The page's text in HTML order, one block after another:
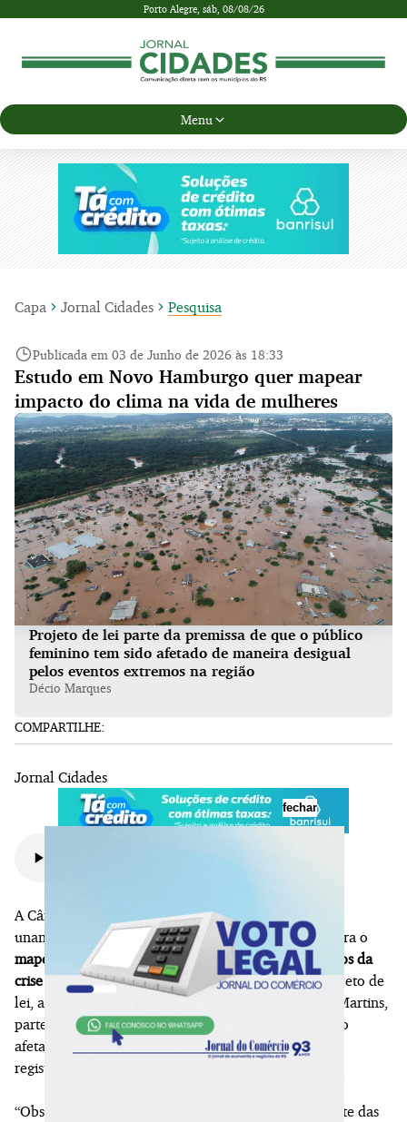
Porto Alegre, sáb, 08/08/26
Menu
Capa Jornal Cidades Pesquisa
Publicada em 03 de Junho de 2026 às 18:33
Estudo em Novo Hamburgo quer mapear
impacto do clima na vida de mulheres
Projeto de lei parte da premissa de que o público
feminino tem sido afetado de maneira desigual
pelos eventos extremos na região
Décio Marques
COMPARTILHE:
Jornal Cidades
A Câmara de Novo Hamburgo voltou a aprovar, por
unanimidade, a criação de uma política municipal para o
mapeamento e divulgação de dados sobre os impactos da
crise climática na vida de meninas e mulheres. O projeto de
lei, apresentado pela vereadora Professora Luciana Martins,
parte da premissa de que o público feminino tem sido
afetado de maneira desigual pelos eventos extremos
registrados nos últimos anos.
“Observou-se que as mulheres estão na linha de frente das
fechar